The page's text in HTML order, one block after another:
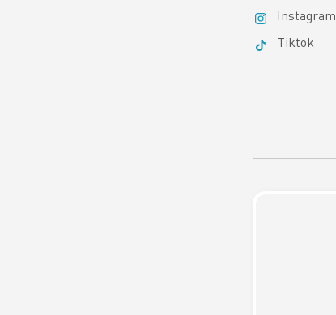
Instagram
Tiktok